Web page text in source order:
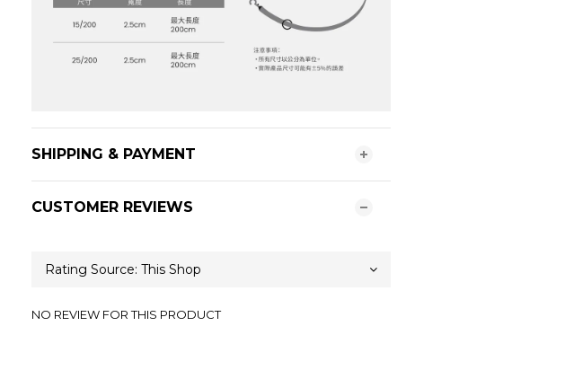
SHIPPING & PAYMENT
CUSTOMER REVIEWS
NO REVIEW FOR THIS PRODUCT